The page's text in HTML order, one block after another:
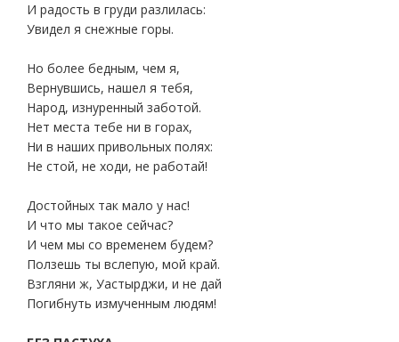
И радость в груди разлилась:
Увидел я снежные горы.
Но более бедным, чем я,
Вернувшись, нашел я тебя,
Народ, изнуренный заботой.
Нет места тебе ни в горах,
Ни в наших привольных полях:
Не стой, не ходи, не работай!
Достойных так мало у нас!
И что мы такое сейчас?
И чем мы со временем будем?
Ползешь ты вслепую, мой край.
Взгляни ж, Уастырджи, и не дай
Погибнуть измученным людям!